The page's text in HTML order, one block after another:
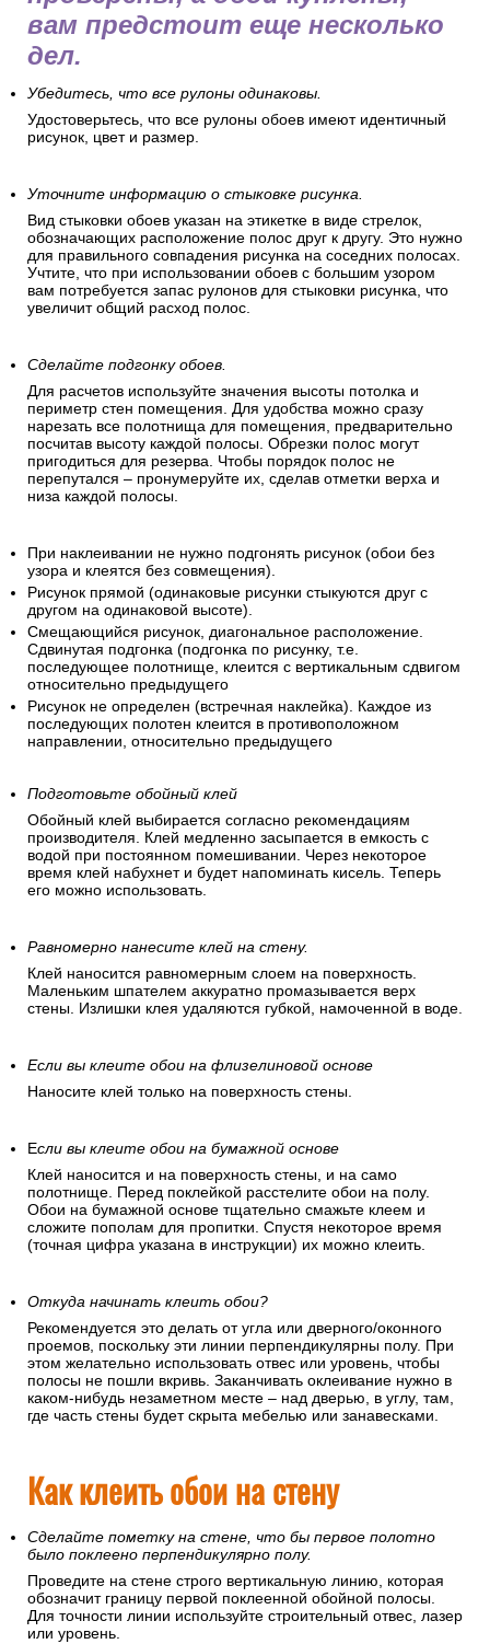
вам предстоит еще несколько
дел.
Убедитесь, что все рулоны одинаковы.
Удостоверьтесь, что все рулоны обоев имеют идентичный
рисунок, цвет и размер.
Уточните информацию о стыковке рисунка.
Вид стыковки обоев указан на этикетке в виде стрелок,
обозначающих расположение полос друг к другу. Это нужно
для правильного совпадения рисунка на соседних полосах.
Учтите, что при использовании обоев с большим узором
вам потребуется запас рулонов для стыковки рисунка, что
увеличит общий расход полос.
Сделайте подгонку обоев.
Для расчетов используйте значения высоты потолка и
периметр стен помещения. Для удобства можно сразу
нарезать все полотнища для помещения, предварительно
посчитав высоту каждой полосы. Обрезки полос могут
пригодиться для резерва. Чтобы порядок полос не
перепутался – пронумеруйте их, сделав отметки верха и
низа каждой полосы.
При наклеивании не нужно подгонять рисунок (обои без
узора и клеятся без совмещения).
Рисунок прямой (одинаковые рисунки стыкуются друг с
другом на одинаковой высоте).
Смещающийся рисунок, диагональное расположение.
Сдвинутая подгонка (подгонка по рисунку, т.е.
последующее полотнище, клеится с вертикальным сдвигом
относительно предыдущего
Рисунок не определен (встречная наклейка). Каждое из
последующих полотен клеится в противоположном
направлении, относительно предыдущего
Подготовьте обойный клей
Обойный клей выбирается согласно рекомендациям
производителя. Клей медленно засыпается в емкость с
водой при постоянном помешивании. Через некоторое
время клей набухнет и будет напоминать кисель. Теперь
его можно использовать.
Равномерно нанесите клей на стену.
Клей наносится равномерным слоем на поверхность.
Маленьким шпателем аккуратно промазывается верх
стены. Излишки клея удаляются губкой, намоченной в воде.
Если вы клеите обои на флизелиновой основе
Наносите клей только на поверхность стены.
Если вы клеите обои на бумажной основе
Клей наносится и на поверхность стены, и на само
полотнище. Перед поклейкой расстелите обои на полу.
Обои на бумажной основе тщательно смажьте клеем и
сложите пополам для пропитки. Спустя некоторое время
(точная цифра указана в инструкции) их можно клеить.
Откуда начинать клеить обои?
Рекомендуется это делать от угла или дверного/оконного
проемов, поскольку эти линии перпендикулярны полу. При
этом желательно использовать отвес или уровень, чтобы
полосы не пошли вкривь. Заканчивать оклеивание нужно в
каком-нибудь незаметном месте – над дверью, в углу, там,
где часть стены будет скрыта мебелью или занавесками.
Как клеить обои на стену
Сделайте пометку на стене, что бы первое полотно
было поклеено перпендикулярно полу.
Проведите на стене строго вертикальную линию, которая
обозначит границу первой поклеенной обойной полосы.
Для точности линии используйте строительный отвес, лазер
или уровень.